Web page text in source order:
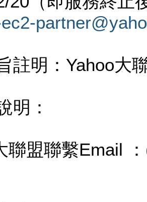
註明：Yahoo大
明：
聯盟聯繫Email